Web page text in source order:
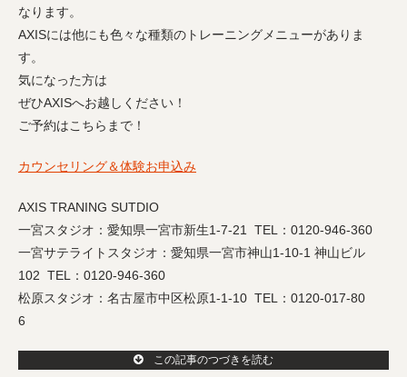
なります。
AXISには他にも色々な種類のトレーニングメニューがありま
す。
気になった方は
ぜひAXISへお越しください！
ご予約はこちらまで！
カウンセリング＆体験お申込み
AXIS TRANING SUTDIO
一宮スタジオ：愛知県一宮市新生1-7-21 TEL：0120-946-360
一宮サテライトスタジオ：愛知県一宮市神山1-10-1 神山ビル
102 TEL：0120-946-360
松原スタジオ：名古屋市中区松原1-1-10 TEL：0120-017-80
6
この記事のつづきを読む